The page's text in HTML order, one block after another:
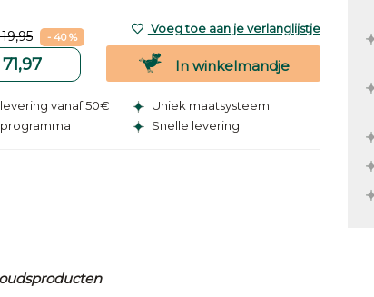
- 40 %
Voeg toe aan je verlanglijstje
In winkelmandje
levering vanaf 50€
Uniek maatsysteem
Snelle levering